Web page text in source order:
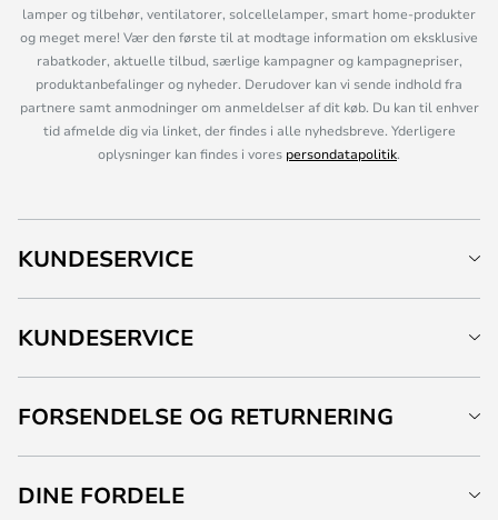
lamper og tilbehør, ventilatorer, solcellelamper, smart home-produkter
og meget mere! Vær den første til at modtage information om eksklusive
rabatkoder, aktuelle tilbud, særlige kampagner og kampagnepriser,
produktanbefalinger og nyheder. Derudover kan vi sende indhold fra
partnere samt anmodninger om anmeldelser af dit køb. Du kan til enhver
tid afmelde dig via linket, der findes i alle nyhedsbreve. Yderligere
oplysninger kan findes i vores persondatapolitik.
KUNDESERVICE
KUNDESERVICE
FORSENDELSE OG RETURNERING
DINE FORDELE